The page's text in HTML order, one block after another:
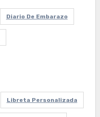
Diario De Embarazo
Libreta Personalizada